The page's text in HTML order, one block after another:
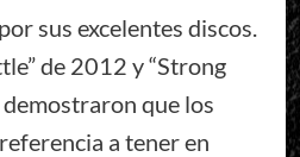
sus excelentes discos.
de 2012 y “Strong
que los
a tener en